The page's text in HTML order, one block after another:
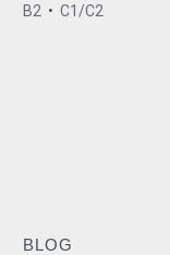
B2 • C1/C2
BLOG